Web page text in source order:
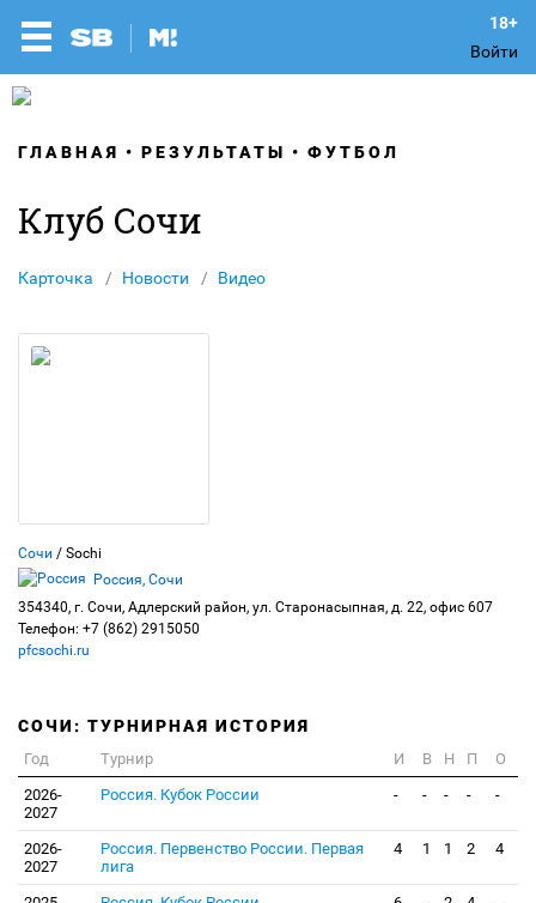
Войти
ГЛАВНАЯ РЕЗУЛЬТАТЫ ФУТБОЛ
Клуб Сочи
Карточка Новости Видео
Сочи / Sochi
Россия, Сочи
354340, г. Сочи, Адлерский район, ул. Старонасыпная, д. 22, офис 607
Телефон: +7 (862) 2915050
pfcsochi.ru
СОЧИ: ТУРНИРНАЯ ИСТОРИЯ
Год Турнир И В Н П
О
2026-
2027
Россия. Кубок России - - - - -
2026-
2027
Россия. Первенство России. Первая
лига
4 1 1 2 4